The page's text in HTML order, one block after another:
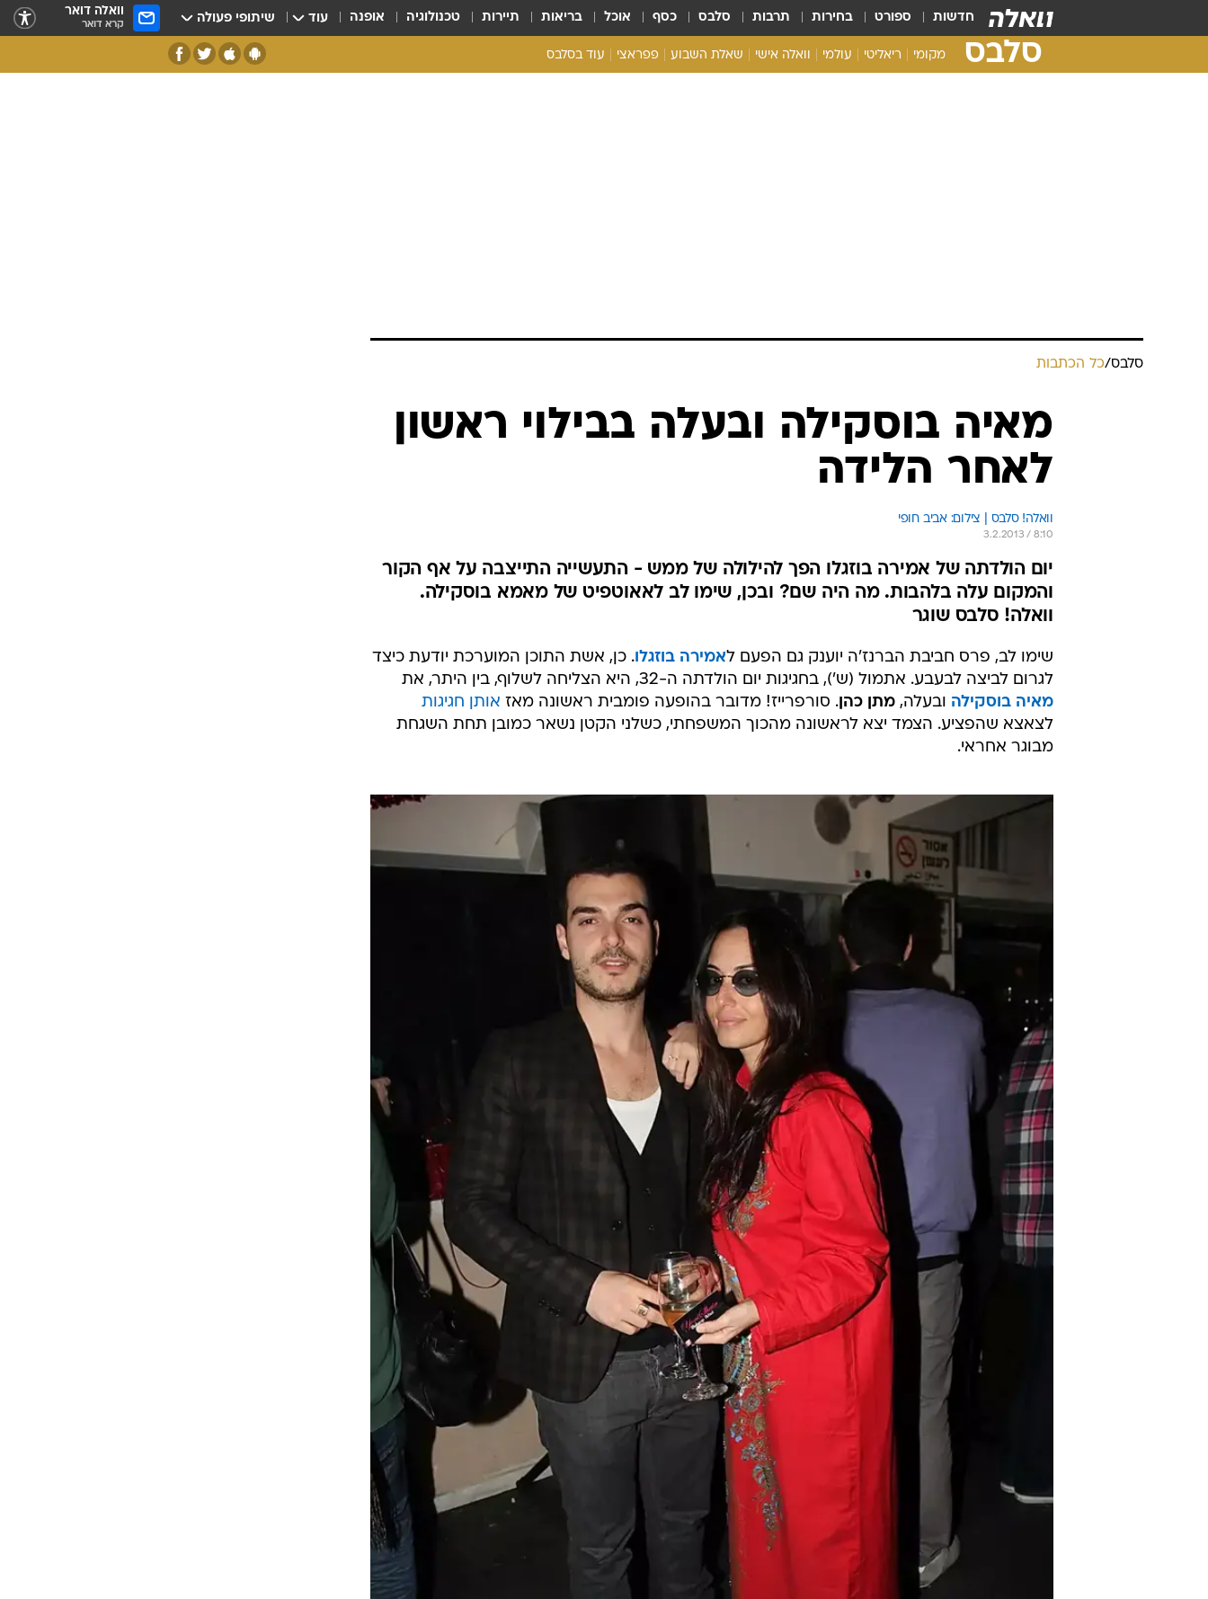
חדשות ספורט בחירות תרבות סלבס כסף אוכל בריאות תיירות טכנולוגיה אופנה עוד שיתופי פעולה וואלה דואר
קרא דואר
סלבס מקומי ריאליטי עולמי וואלה אישי שאלת השבוע פפראצי עוד בסלבס
סלבס/כל הכתבות
מאיה בוסקילה ובעלה בבילוי ראשון
לאחר הלידה
וואלה! סלבס | צילום: אביב חופי
3.2.2013 / 8:10
יום הולדתה של אמירה בוזגלו הפך להילולה של ממש - התעשייה התייצבה על אף הקור
והמקום עלה בלהבות. מה היה שם? ובכן, שימו לב לאאוטפיט של מאמא בוסקילה.
וואלה! סלבס שוגר
שימו לב, פרס חביבת הברנז'ה יוענק גם הפעם לאמירה בוזגלו. כן, אשת התוכן המוערכת יודעת כיצד
לגרום לביצה לבעבע. אתמול (ש'), בחגיגות יום הולדתה ה-32, היא הצליחה לשלוף, בין היתר, את
מאיה בוסקילה ובעלה, מתן כהן. סורפרייז! מדובר בהופעה פומבית ראשונה מאז אותן חגיגות
לצאצא שהפציע. הצמד יצא לראשונה מהכוך המשפחתי, כשלני הקטן נשאר כמובן תחת השגחת
מבוגר אחראי.